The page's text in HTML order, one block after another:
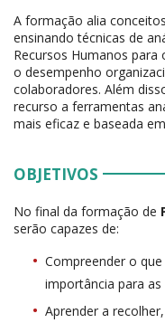
A formação alia
ensinando técnicas de
Recursos Humanos
o desempenho
colaboradores. Além
recurso a ferramentas
mais eficaz e baseada
OBJETIVOS
No final da formação de
serão capazes de:
Compreender o que
importância para as
Aprender a